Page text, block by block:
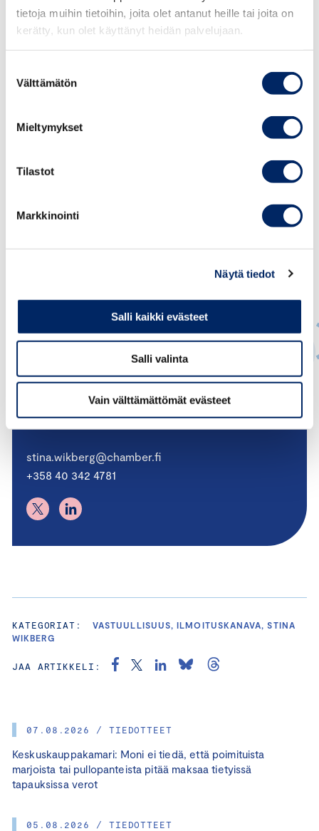
tietoja muihin tietoihin, joita olet antanut heille tai joita on
kerätty, kun olet käyttänyt heidän palvelujaan.
valinta
Välttämätön
Mieltymykset
Tilastot
Markkinointi
Näytä tiedot
Salli kaikki evästeet
Salli valinta
Vain välttämättömät evästeet
07.08.2026 / TIEDOTTEET
Keskuskauppakamari: Moni ei tiedä, että poimituista
marjoista tai pullopanteista pitää maksaa tietyissä
tapauksissa verot
05.08.2026 / TIEDOTTEET
palveluaanyritysten vastuullisuustyön tueksi sekä
auttamaan ilmoittajien suojelua koskevan lainsäädännön
Wikberg Stina
stina.wikberg@chamber.fi
+358 40 342 4781
KATEGORIAT:
VASTUULLISUUS, ILMOITUSKANAVA, STINA
WIKBERG
JAA ARTIKKELI: